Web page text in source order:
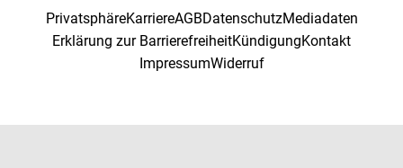
PrivatsphäreKarriereAGBDatenschutzMediadaten
Erklärung zur BarrierefreiheitKündigungKontakt
ImpressumWiderruf